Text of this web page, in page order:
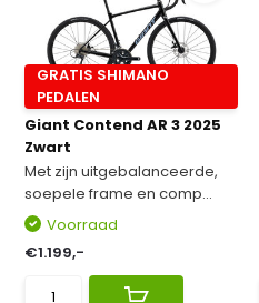
GRATIS SHIMANO
PEDALEN
Giant Contend AR 3 2025
Zwart
Met zijn uitgebalanceerde,
soepele frame en comp...
Voorraad
€1.199,-